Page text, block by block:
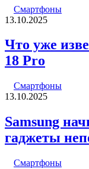
Смартфоны
13.10.2025
Что уже
18 Pro
Смартфоны
13.10.2025
Samsung
гаджеты
Смартфоны